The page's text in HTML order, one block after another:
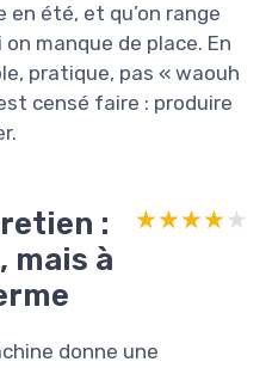
en été, et qu’on range
manque de place. En
pratique, pas « waouh
censé faire : produire
:
mais à
★★★★★
★★★★★
donne une